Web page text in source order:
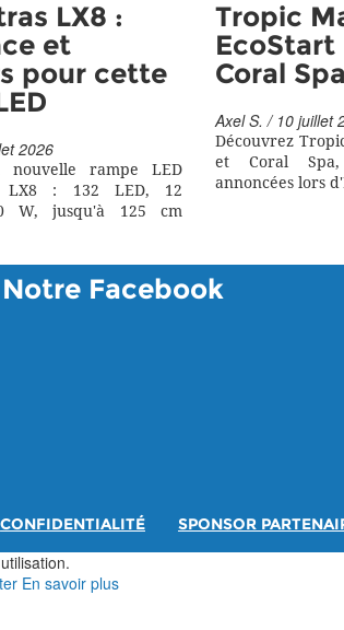
LX8 :
et
pour cette
2026
nouvelle rampe LED
LX8 : 132 LED, 12
W, jusqu'à 125 cm
Tropic
EcoStart
Coral Spa
Axel S. / 10 juillet
Découvrez
et Coral Spa,
annoncées lors
Notre Facebook
CONFIDENTIALITÉ SPONSOR
En savoir plus